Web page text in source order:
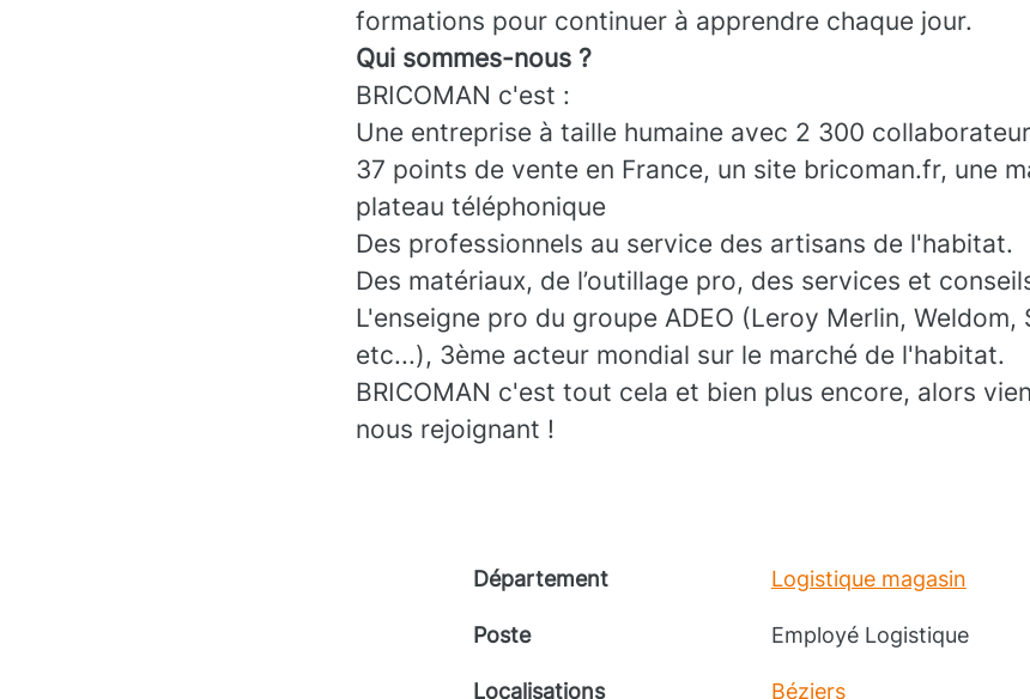
formations pour continuer à apprendre chaque jour.
Qui sommes-nous ?
BRICOMAN c'est :
Une entreprise à taille humaine avec 2 300
37 points de vente en France, un site bricoman.fr, une
plateau téléphonique
Des professionnels au service des artisans de l'habitat.
Des matériaux, de l’outillage pro, des services et
L'enseigne pro du groupe ADEO (Leroy Merlin, Weldom,
etc...), 3ème acteur mondial sur le marché de l'habitat.
BRICOMAN c'est tout cela et bien plus encore, alors
nous rejoignant !
Département Logistique magasin
Poste Employé Logistique
Localisations Béziers